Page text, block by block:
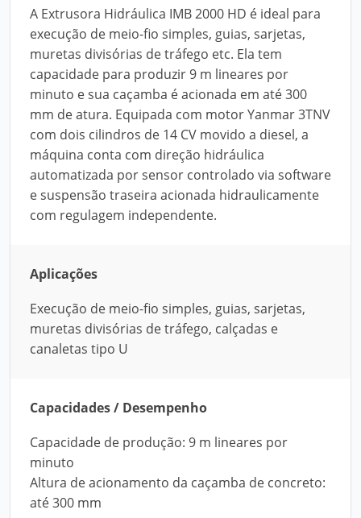
A Extrusora Hidráulica IMB 2000 HD é ideal para
execução de meio-fio simples, guias, sarjetas,
muretas divisórias de tráfego etc. Ela tem
capacidade para produzir 9 m lineares por
minuto e sua caçamba é acionada em até 300
mm de atura. Equipada com motor Yanmar 3TNV
com dois cilindros de 14 CV movido a diesel, a
máquina conta com direção hidráulica
automatizada por sensor controlado via software
e suspensão traseira acionada hidraulicamente
com regulagem independente.
Aplicações
Execução de meio-fio simples, guias, sarjetas,
muretas divisórias de tráfego, calçadas e
canaletas tipo U
Capacidades / Desempenho
Capacidade de produção: 9 m lineares por
minuto
Altura de acionamento da caçamba de concreto:
até 300 mm